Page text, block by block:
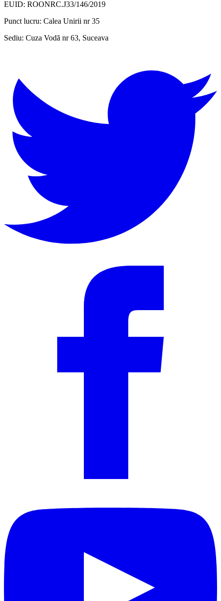
EUID: ROONRC.J33/146/2019
Punct lucru: Calea Unirii nr 35
Sediu: Cuza Vodă nr 63, Suceava